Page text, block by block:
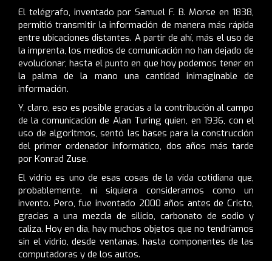
El telégrafo, inventado por Samuel F. B. Morse en 1838,
permitió transmitir la información de manera más rápida
entre ubicaciones distantes. A partir de ahí, más el uso de
la imprenta, los medios de comunicación no han dejado de
evolucionar, hasta el punto en que hoy podemos tener en
la palma de la mano una cantidad inimaginable de
información.
Y, claro, eso es posible gracias a la contribución al campo
de la comunicación de Alan Turing quien, en 1936, con el
uso de algoritmos, sentó las bases para la construcción
del primer ordenador informático, dos años más tarde
por Konrad Zuse.
El vidrio es uno de esas cosas de la vida cotidiana que,
probablemente, ni siquiera consideramos como un
invento. Pero, fue inventado 2000 años antes de Cristo,
gracias a una mezcla de silicio, carbonato de sodio y
caliza. Hoy en día, hay muchos objetos que no tendríamos
sin el vidrio, desde ventanas, hasta componentes de las
computadoras y de los autos.